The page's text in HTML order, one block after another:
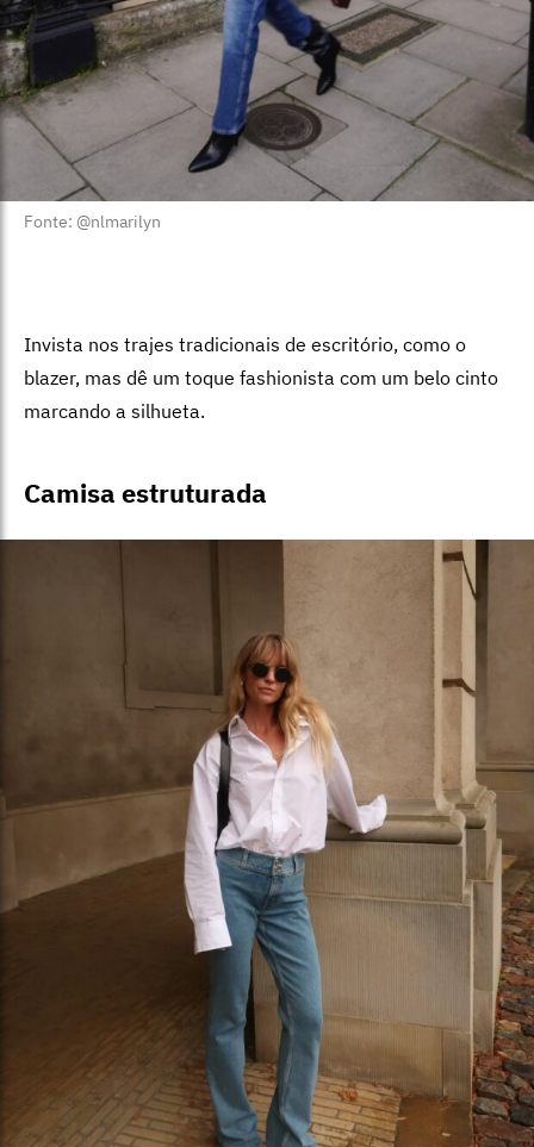
Fonte: @nlmarilyn
Invista nos trajes tradicionais de escritório, como o
blazer, mas dê um toque fashionista com um belo cinto
marcando a silhueta.
Camisa estruturada